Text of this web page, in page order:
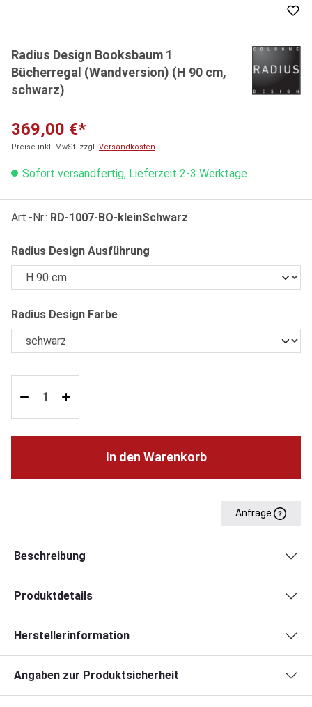
Radius Design Booksbaum 1
Bücherregal (Wandversion) (H 90 cm,
schwarz)
369,00 €*
Preise inkl. MwSt. zzgl. Versandkosten
Sofort versandfertig, Lieferzeit 2-3 Werktage
Art.-Nr.: RD-1007-BO-kleinSchwarz
Radius Design Ausführung
Radius Design Farbeauswählen
In den Warenkorb
Anfrage
Beschreibung
Produktdetails
Herstellerinformation
Angaben zur Produktsicherheit